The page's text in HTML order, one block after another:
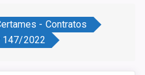
- Contratos
147/2022